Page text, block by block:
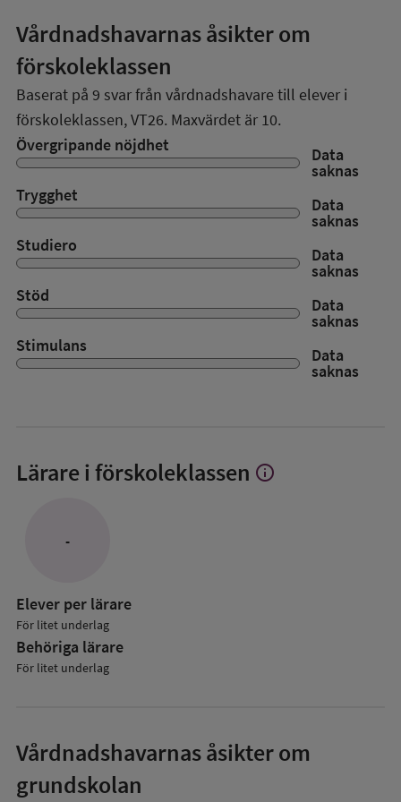
Vårdnadshavarnas åsikter om
förskoleklassen
Baserat på 9 svar från vårdnadshavare till elever i
förskoleklassen,VT26. Maxvärdet är 10.
Övergripande nöjdhet
Data
saknas
Trygghet
Data
saknas
Studiero
Data
saknas
Stöd
Data
saknas
Stimulans
Data
saknas
Lärare i förskoleklassen Visa
info
-
Elever per lärare
För litet underlag
Behöriga lärare
För litet underlag
Vårdnadshavarnas åsikter om
grundskolan